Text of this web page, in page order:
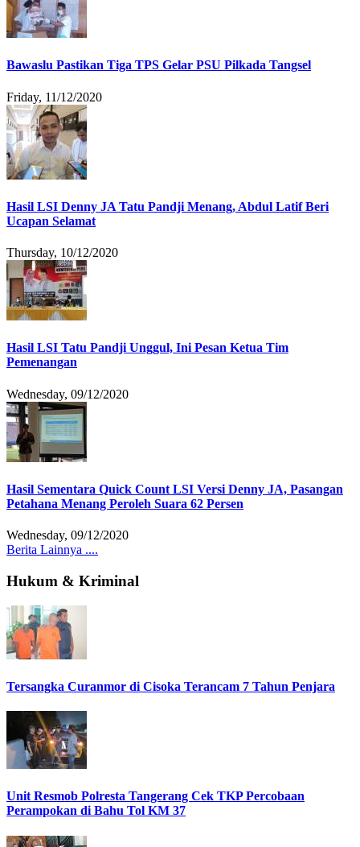
Bawaslu Pastikan Tiga TPS Gelar PSU Pilkada Tangsel
Friday, 11/12/2020
Hasil LSI Denny JA Tatu Pandji Menang, Abdul Latif Beri
Ucapan Selamat
Thursday, 10/12/2020
Hasil LSI Tatu Pandji Unggul, Ini Pesan Ketua Tim
Pemenangan
Wednesday, 09/12/2020
Hasil Sementara Quick Count LSI Versi Denny JA, Pasangan
Petahana Menang Peroleh Suara 62 Persen
Wednesday, 09/12/2020
Berita Lainnya ....
Hukum & Kriminal
Tersangka Curanmor di Cisoka Terancam 7 Tahun Penjara
Unit Resmob Polresta Tangerang Cek TKP Percobaan
Perampokan di Bahu Tol KM 37